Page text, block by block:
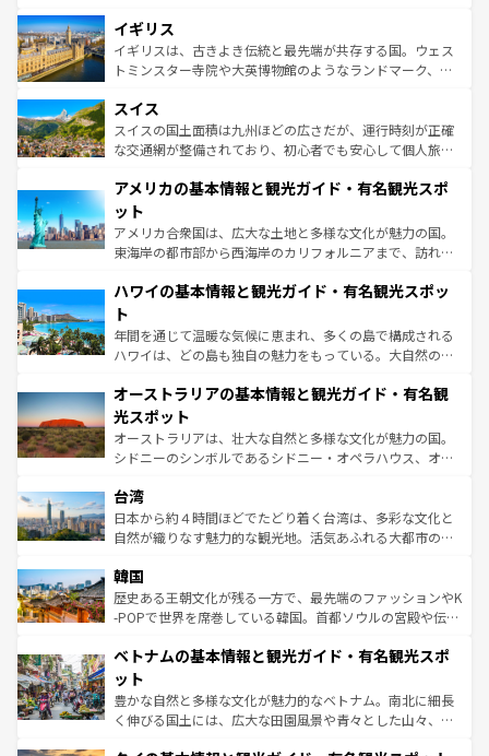
香り高いラベンダー畑など、多彩な楽しみ方が可能だ。さ
らに、パリ以外の地域にも魅力が溢れており、どの街角に
も豊かな歴史と文化が息づいている。パリ以外の個性あふ
を参照してほしい。
顔を持つこの国は、どこを歩いても飽きることがない。ベ
ルリンの文化的活気、バイエルン州のアルプスの絶景、そ
してライン川沿いのワイン畑といった風景は必見。ビール
は、お酒好きな人にはぜひ体験してほしい。 なお、新着の
ドイツ情報はコンテンツ一覧を参照してほしい。
イギリス
イギリスは、古きよき伝統と最先端が共存する国。ウェス
トミンスター寺院や大英博物館のようなランドマーク、歴
リアごとに異なる魅力がある。また、優雅なアフタヌーン
ティー、ビール好きにはたまらない英国パブ、サッカー観
戦など、本場だからこそできる体験も豊富。イギリスを旅
ンツ一覧を参照してほしい。
スイス
スイスの国土面積は九州ほどの広さだが、運行時刻が正確
な交通網が整備されており、初心者でも安心して個人旅行
の建物がそのまま残る町や、スイスならではのユニークな
博物館もあり、アルプス観光だけでなく町歩きも満喫する
ことができる。国民の所得が高いため物価も高いが、旅行
者向けの交通パス提供のサービスもあり、うまく活用すれ
着のスイス情報はコンテンツ一覧を参照してほしい。
アメリカの基本情報と観光ガイド・有名観光スポ
ット
アメリカ合衆国は、広大な土地と多様な文化が魅力の国。
東海岸の都市部から西海岸のカリフォルニアまで、訪れる
のような巨大都市は、観光、ショッピング、エンターテイ
ンメントが詰まった刺激的なスポットだ。一方、アメリカ
西部には大自然が広がり、グランドキャニオンやイエロー
ストーン国立公園といった絶景が堪能できる。さらに、南
文化が魅力。旅行者はアメリカの各地域で異なる魅力を楽
しみながら、その多様性と豊かな歴史を感じることができ
るだろう。車でのロードトリップや列車の旅も、アメリカ
ならではの贅沢な旅のスタイルだ。 なお、新着のアメリカ
情報は コンテンツ一覧 を参照してほしい。
ハワイの基本情報と観光ガイド・有名観光スポッ
ト
年間を通じて温暖な気候に恵まれ、多くの島で構成される
ハワイは、どの島も独自の魅力をもっている。大自然の神
ワイ島は見逃せない。また、定番の観光地といえばオアフ
島だが、静かな自然を求めるならマウイ島やカウアイ島が
おすすめ。エメラルドグリーンに輝く海をはじめ、豊かな
文化や歴史が息づいている。「アロハスピリット」と呼ば
人々、おいしいローカルフードやハワイアンミュージッ
ク、伝統的なフラダンスなど、すべてがハワイの魅力を彩
っている。訪れるたびに新しい発見と感動が待っているハ
はコンテンツ一覧
オーストラリアの基本情報と観光ガイド・有名観
光スポット
オーストラリアは、壮大な自然と多様な文化が魅力の国。
シドニーのシンボルであるシドニー・オペラハウス、オー
リアリーフや大陸中央部にそびえるウルル（エアーズロッ
ク）、タスマニアの美しい原生林やケアンズの熱帯雨林な
ど、見どころがたくさん。また、カフェやワイン、オージ
いる。アクティビティも充実しており、サーフィンやダイ
ビング、ハイキングなど、アウトドア好きにはたまらな
い。オーストラリアの多彩な魅力を存分に味わいつくそ
参照してほしい。
台湾
日本から約４時間ほどでたどり着く台湾は、多彩な文化と
自然が織りなす魅力的な観光地。活気あふれる大都市の台
ン）、静ひつな山岳地帯である台湾東部など、都市の喧騒
と山間の静けさが共存しており、訪れる人に新しい発見と
驚きをもたらしてくれる。また、奥深い台湾の食文化も魅
容にもいいと評判のスイーツなど、バラエティ豊かな料理
照してほしい。
韓国
歴史ある王朝文化が残る一方で、最先端のファッションやK
-POPで世界を席巻している韓国。首都ソウルの宮殿や伝統
き、地方に足を延ばせば四季折々の自然美を楽しむことが
できる。そして、キムチや焼肉、絶品のストリートフード
まで、さまざまな韓国料理が待っている。夜には、韓国な
らではのナイトライフも堪能できる。あたたかいホスピタ
ベトナムの基本情報と観光ガイド・有名観光スポ
ット
豊かな自然と多様な文化が魅力的なベトナム。南北に細長
く伸びる国土には、広大な田園風景や青々とした山々、世